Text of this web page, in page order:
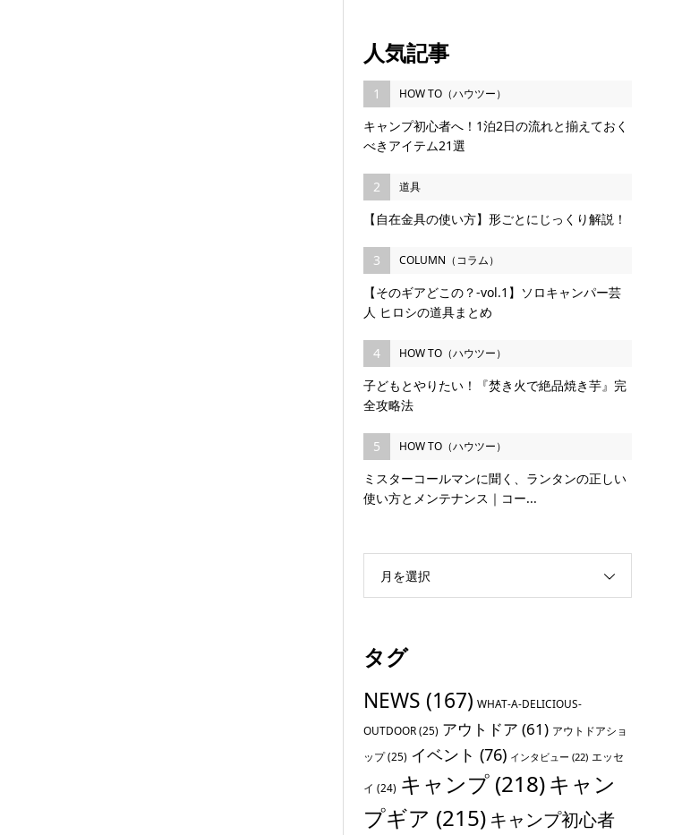
人気記事
1 HOW TO（ハウツー）
キャンプ初心者へ！1泊2日の流れと揃えておく
べきアイテム21選
2 道具
【自在金具の使い方】形ごとにじっくり解説！
3 COLUMN（コラム）
【そのギアどこの？-vol.1】ソロキャンパー芸
人 ヒロシの道具まとめ
4 HOW TO（ハウツー）
子どもとやりたい！『焚き火で絶品焼き芋』完
全攻略法
5 HOW TO（ハウツー）
ミスターコールマンに聞く、ランタンの正しい
使い方とメンテナンス｜コー...
月を選択
タグ
NEWS (167) WHAT-A-DELICIOUS-
OUTDOOR(25) アウトドア (61) アウトドアショ
ップ(25) イベント (76) インタビュー (22) エッセ
イ (24) キャンプ (218)キャン
プギア (215) キャンプ初心者